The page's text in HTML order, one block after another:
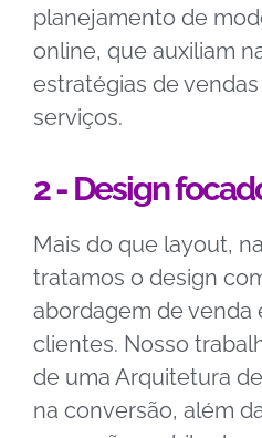
planejamento de
online, que auxiliam
estratégias de
serviços.
2 - Design
Mais do que layout,
tratamos o design
abordagem de venda
clientes. Nosso
de uma Arquitetura
na conversão, além